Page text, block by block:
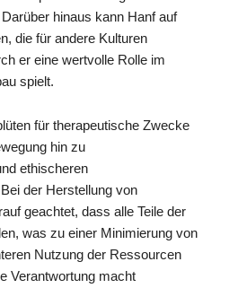
hinaus kann Hanf auf
die für andere Kulturen
er eine wertvolle Rolle im
spielt.
für therapeutische Zwecke
hin zu
ethischeren
der Herstellung von
geachtet, dass alle Teile der
was zu einer Minimierung von
Nutzung der Ressourcen
Verantwortung macht